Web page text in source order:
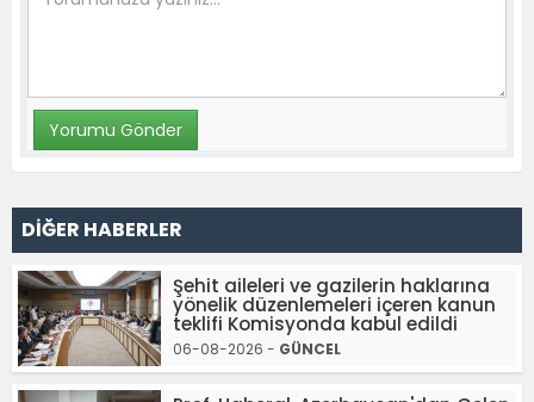
DİĞER HABERLER
Şehit aileleri ve gazilerin haklarına
yönelik düzenlemeleri içeren kanun
teklifi Komisyonda kabul edildi
06-08-2026 - GÜNCEL